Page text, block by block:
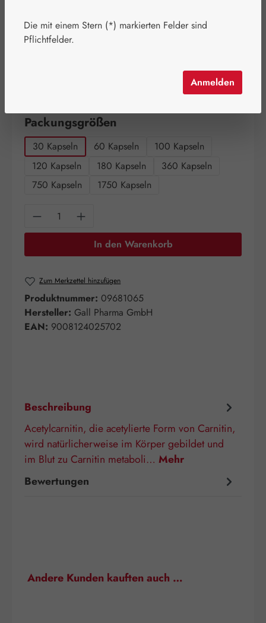
Regulärer Preis:
22,10 €
Inhalt:0.016 Kilogramm
Packungsgrößen
30 Kapseln 60 Kapseln
100 Kapseln
120 Kapseln
180 Kapseln
360 Kapseln
750 Kapseln
1750 Kapseln
Produkt Anzahl: Gib den gewünschten
In den Warenkorb
Zum Merkzettel hinzufügen
Produktnummer: 09681065
Hersteller: Gall Pharma GmbH
EAN: 9008124025702
Beschreibung
Acetylcarnitin, die acetylierte Form von Carnitin,
wird natürlicherweise im Körper gebildet und
im Blut zu Carnitin metaboli… Mehr
Bewertungen
Produktgalerie überspringen
Andere Kunden kauften auch …
Die mit einem Stern (*) markierten Felder sind
Pflichtfelder.
Anmelden